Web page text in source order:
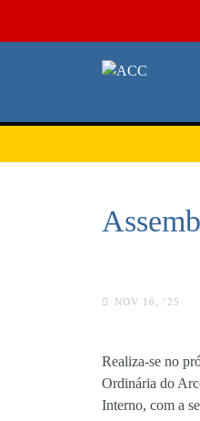
NOV 16, ’25
Realiza-se no
Ordinária do
Interno, com a